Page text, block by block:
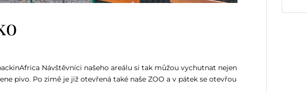
Návštěvníci našeho areálu si tak můžou vychutnat nejen
pivo. Po zimě je již otevřená také naše ZOO a v pátek se otevřou